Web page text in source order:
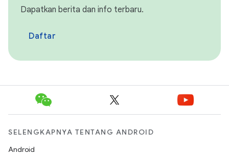
Dapatkan berita dan info terbaru.
Daftar
SELENGKAPNYA TENTANG ANDROID
Android